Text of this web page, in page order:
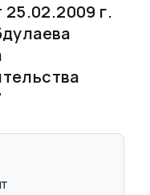
25.02.2009 г.